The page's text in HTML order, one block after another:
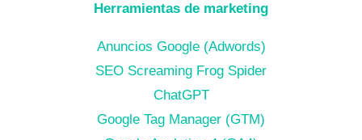
Herramientas de marketing
Anuncios Google (Adwords)
SEO Screaming Frog Spider
ChatGPT
Google Tag Manager (GTM)